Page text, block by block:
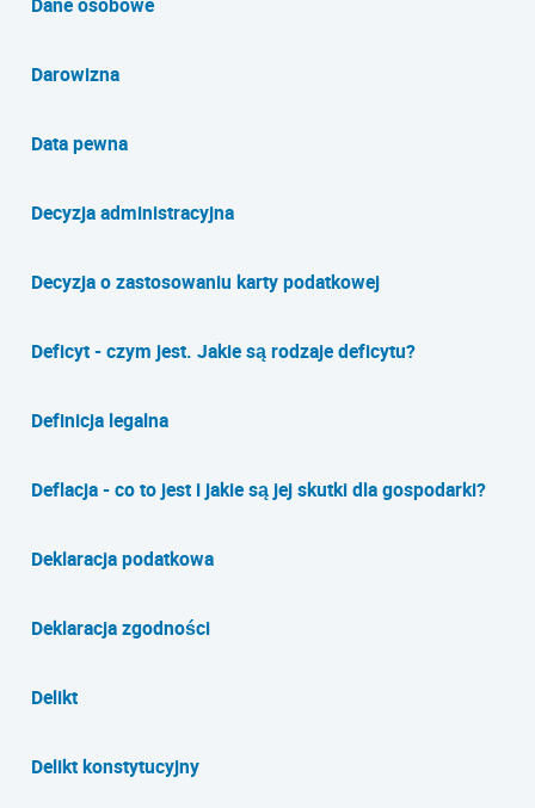
Darowizna
Data pewna
Decyzja administracyjna
Decyzja o zastosowaniu karty podatkowej
Deficyt - czym jest. Jakie są rodzaje deficytu?
Definicja legalna
Deflacja - co to jest i jakie są jej skutki dla gospodarki?
Deklaracja podatkowa
Deklaracja zgodności
Delikt
Delikt konstytucyjny